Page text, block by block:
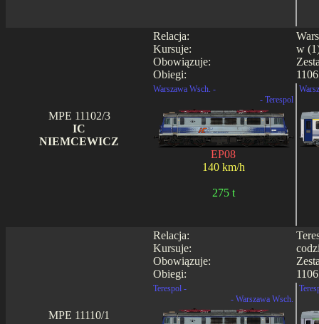
Relacja:
Kursuje:
Obowiązuje:
Obiegi:
w
MPE 11102/3
IC
NIEMCEWICZ
Warszawa Wsch. -
- Terespol
EP08
140 km/h
275 t
Relacja:
Kursuje:
Obowiązuje:
Obiegi:
MPE 11110/1
Terespol -
- Warszawa Wsch.